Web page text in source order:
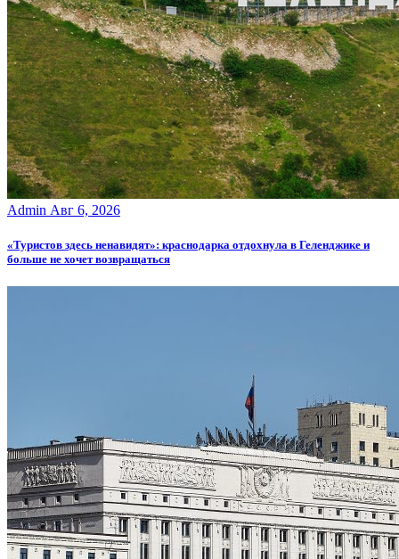
Admin Авг 6, 2026
«Туристов здесь ненавидят»: краснодарка отдохнула в Геленджике и
больше не хочет возвращаться